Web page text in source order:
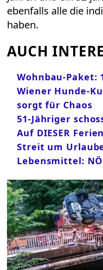
ebenfalls alle die
haben.
AUCH
Wohnbau-Paket:
Wiener Hunde-
sorgt für Chaos
51-Jähriger
Auf DIESER
Streit um
Lebensmittel: